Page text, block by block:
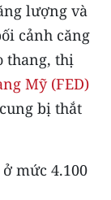
lượng và
cảnh căng
thang, thị
Mỹ (FED)
bị thắt
mức 4.100